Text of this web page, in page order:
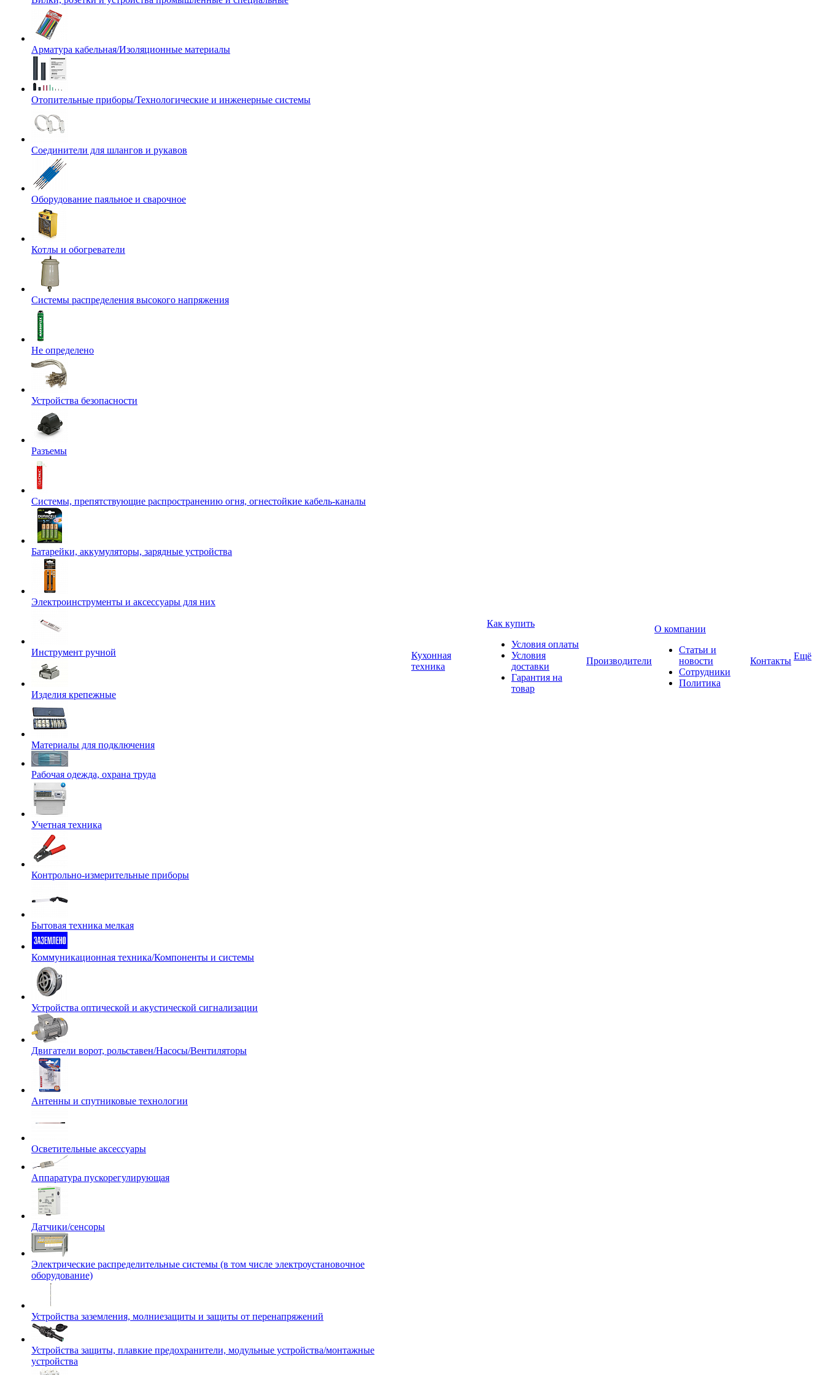
Арматура кабельная/Изоляционные материалы
Отопительные приборы/Технологические и инженерные системы
Соединители для шлангов и рукавов
Оборудование паяльное и сварочное
Котлы и обогреватели
Системы распределения высокого напряжения
Не определено
Устройства безопасности
Разъемы
Системы, препятствующие распространению огня, огнестойкие кабель-каналы
Батарейки, аккумуляторы, зарядные устройства
Электроинструменты и аксессуары для них
Инструмент ручной
Изделия крепежные
Материалы для подключения
Рабочая одежда, охрана труда
Учетная техника
Контрольно-измерительные приборы
Бытовая техника мелкая
Коммуникационная техника/Компоненты и системы
Устройства оптической и акустической сигнализации
Двигатели ворот, рольставен/Насосы/Вентиляторы
Антенны и спутниковые технологии
Осветительные аксессуары
Аппаратура пускорегулирующая
Датчики/сенсоры
Электрические распределительные системы (в том числе электроустановочное
оборудование)
Устройства заземления, молниезащиты и защиты от перенапряжений
Устройства защиты, плавкие предохранители, модульные устройства/монтажные
устройства
Кухонная
техника
Как купить
Условия оплаты
Условия
доставки
Гарантия на
товар
Производители
О компании
Статьи и
новости
Сотрудники
Политика
Контакты Ещё